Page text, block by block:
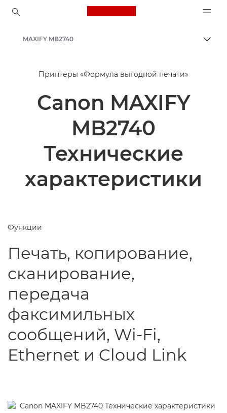
Canon Logo, back to
Принтеры Canon
Струйные принтеры для бизнеса - Inkjet
MAXIFY MB2740
Принтеры «Формула выгодной печати»
Canon MAXIFY
MB2740
Технические
характеристики
Функции
Печать, копирование,
сканирование,
передача
факсимильных
сообщений, Wi-Fi,
Ethernet и Cloud Link